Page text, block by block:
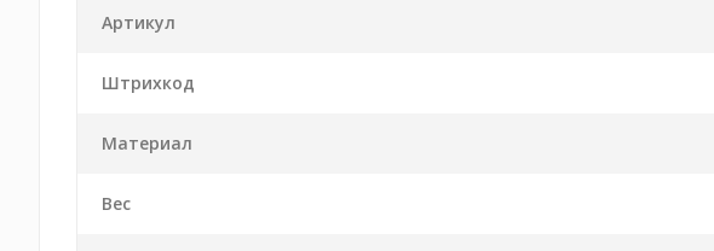
Артикул
Штрихкод
Материал
Вес